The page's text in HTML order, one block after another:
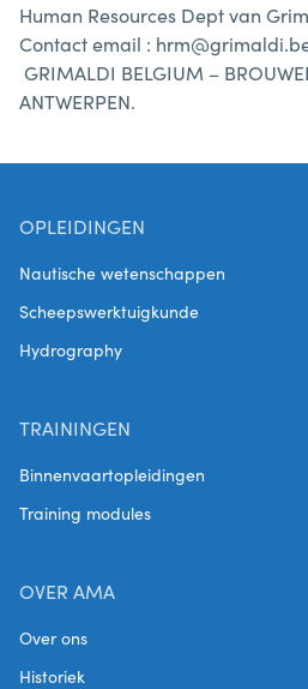
Human Resources Dept van
Contact email :
GRIMALDI BELGIUM –
ANTWERPEN.
OPLEIDINGEN
Nautische wetenschappen
Scheepswerktuigkunde
Hydrography
TRAININGEN
Binnenvaartopleidingen
Training modules
OVER AMA
Over ons
Historiek